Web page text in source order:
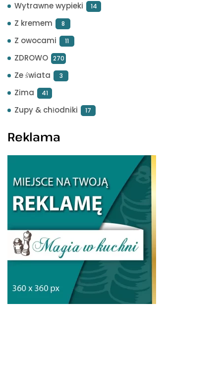
Wytrawne wypieki 14
Z kremem 8
Z owocami 11
ZDROWO 270
Ze świata 3
Zima 41
Zupy & chłodniki 17
Reklama